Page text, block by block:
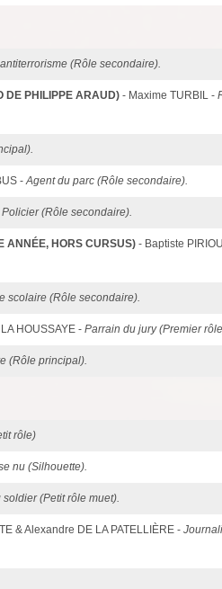
(Rôle secondaire).
DE PHILIPPE ARAUD) - Maxime TURBIL -
- Agent du parc (Rôle secondaire).
Policier (Rôle secondaire).
ANNÉE, HORS CURSUS) - Baptiste
scolaire (Rôle secondaire).
HOUSSAYE - Parrain du jury (Premier
(Rôle principal).
rôle)
nu (Silhouette).
(Petit rôle muet).
& Alexandre DE LA PATELLIÈRE -